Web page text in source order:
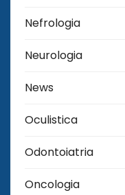
Nefrologia
Neurologia
News
Oculistica
Odontoiatria
Oncologia